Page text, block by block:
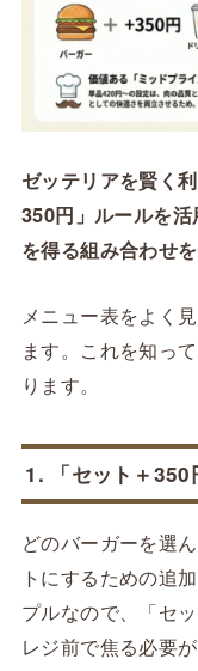
ゼッテリアを賢く
350円」ルールを
を得る組み合わせ
メニュー表をよく
ます。これを知っ
ります。
1. 「セット＋350
どのバーガーを選
トにするための追
プルなので、「セ
レジ前で焦る必要が